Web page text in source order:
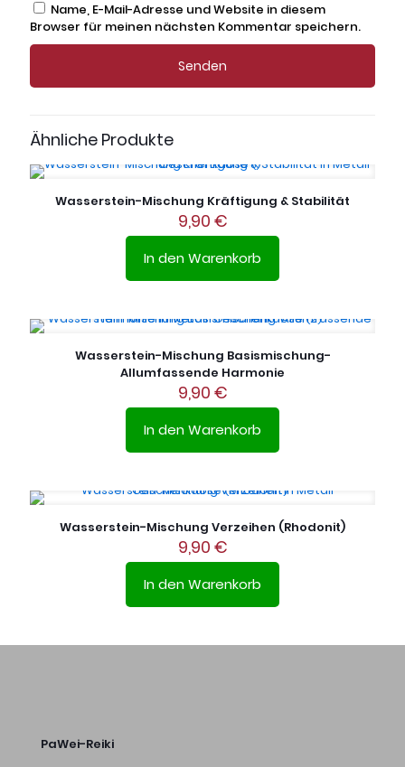
Name, E-Mail-Adresse und Website in diesem
Browser für meinen nächsten Kommentar speichern.
Ähnliche Produkte
Wasserstein-Mischung Kräftigung & Stabilität
9,90 €
In den Warenkorb
Wasserstein-Mischung Basismischung-
Allumfassende Harmonie
9,90 €
In den Warenkorb
Wasserstein-Mischung Verzeihen (Rhodonit)
9,90 €
In den Warenkorb
PaWei-Reiki